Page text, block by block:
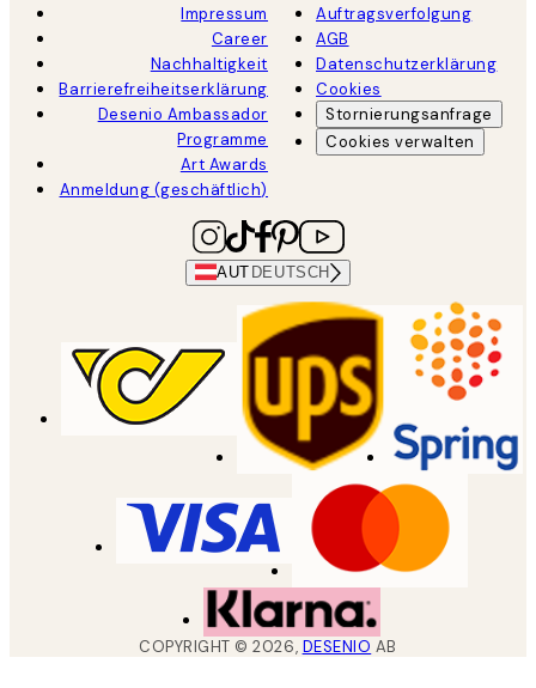
Impressum
Career
Nachhaltigkeit
Barrierefreiheitserklärung
Desenio Ambassador
Programme
Art Awards
Anmeldung (geschäftlich)
Auftragsverfolgung
AGB
Datenschutzerklärung
Cookies
Stornierungsanfrage
Cookies verwalten
AUT DEUTSCH
COPYRIGHT ©2026, DESENIO AB